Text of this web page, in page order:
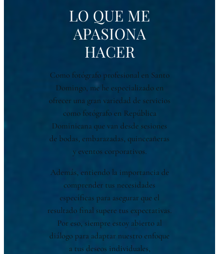
LO QUE ME
APASIONA
HACER
Como fotógrafo profesional en Santo
Domingo, me he especializado en
ofrecer una gran variedad de servicios
como fotógrafo en República
Dominicana que van desde sesiones
de bodas, embarazadas, quinceañeras
y eventos corporativos.
Además, entiendo la importancia de
comprender tus necesidades
específicas para asegurar que el
resultado final supere tus expectativas.
Por eso, siempre estoy abierto al
diálogo para adaptar nuestro enfoque
a tus deseos individuales,